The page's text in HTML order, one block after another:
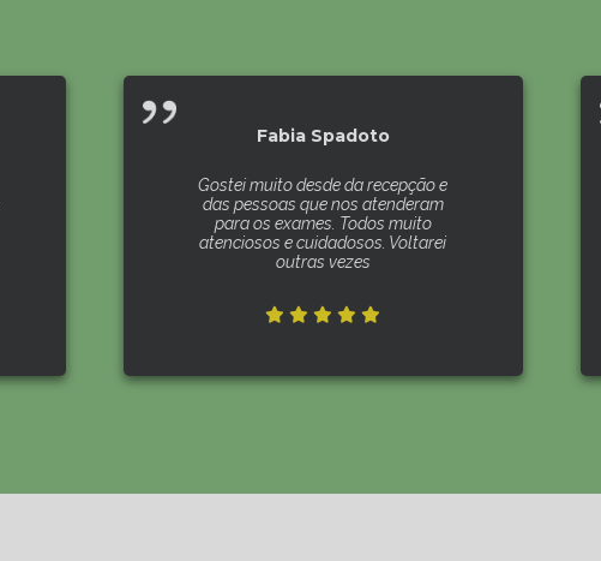
Fabia Spadoto
Gostei muito desde da recepção e
das pessoas que nos atenderam
para os exames. Todos muito
atenciosos e cuidadosos. Voltarei
outras vezes